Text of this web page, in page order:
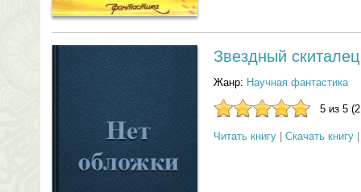
Звездный скиталец
Жанр: Научная фантастика
5 из 5
Читать книгу Скачать книгу